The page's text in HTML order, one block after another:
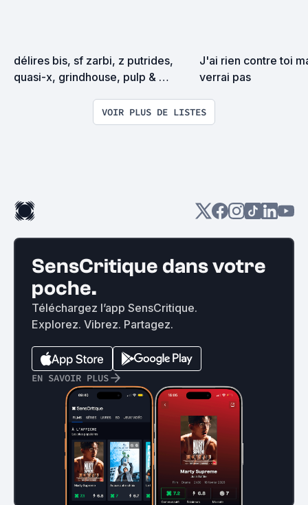
délires bis, sf zarbi, z putrides,
quasi-x, grindhouse, pulp &
J'ai rien contre toi
verrai pas
VOIR PLUS DE LISTES
SensCritique dans votre
poche.
Téléchargez l’app SensCritique.
Explorez. Vibrez. Partagez.
EN SAVOIR PLUS